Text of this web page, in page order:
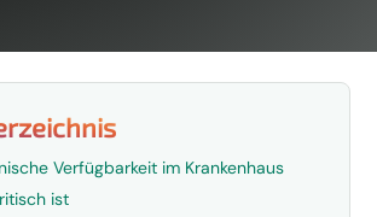
Verfügbarkeit im Krankenhaus
ist